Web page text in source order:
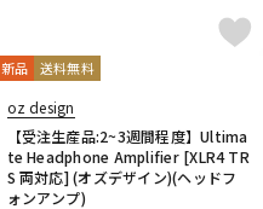
新品 送料無料
oz design
【受注生産品:2~3週間程度】Ultima
te Headphone Amplifier [XLR4 TR
S 両対応] (オズデザイン)(ヘッドフ
ォンアンプ)